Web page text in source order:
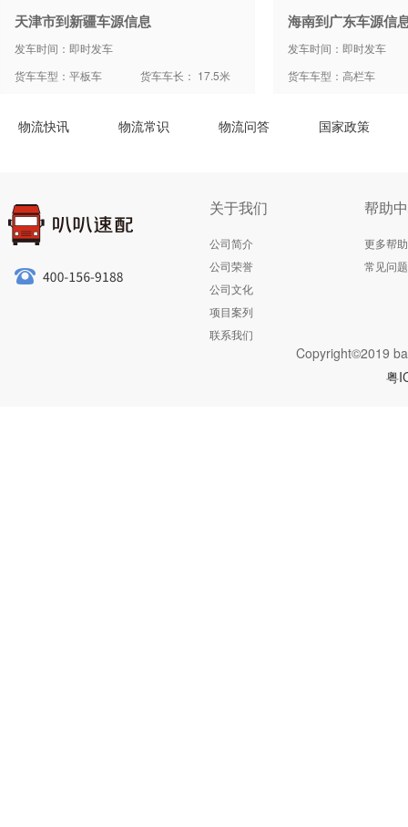
天津市到新疆车源信息
发车时间：即时发车
货车车型：平板车
货车车长： 17.5米
海南到广东车源信
发车时间：即时发车
货车车型：高栏车
物流快讯 物流常识 物流问答 国家政策
关于我们
公司简介
公司荣誉
公司文化
项目案列
联系我们
帮助
更多帮助
常见问题
Copyright©2019
粤